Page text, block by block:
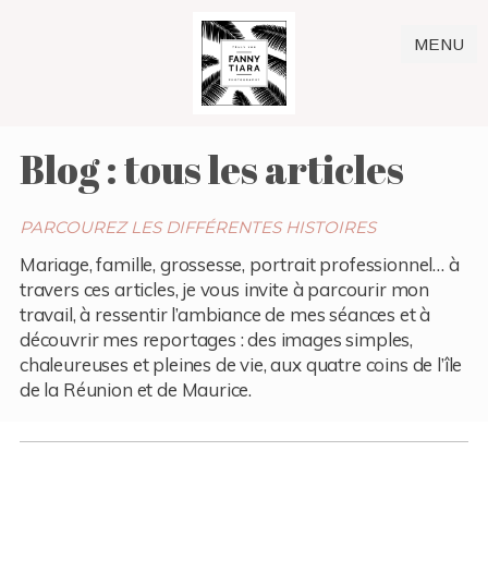
MENU
Blog : tous les articles
PARCOUREZ LES DIFFÉRENTES HISTOIRES
Mariage, famille, grossesse, portrait professionnel… à
travers ces articles, je vous invite à parcourir mon
travail, à ressentir l’ambiance de mes séances et à
découvrir mes reportages : des images simples,
chaleureuses et pleines de vie, aux quatre coins de l’île
de la Réunion et de Maurice.